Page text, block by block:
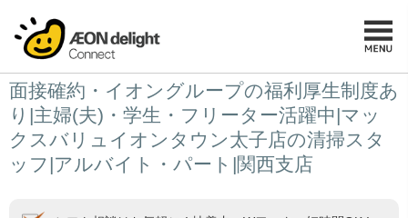
面接確約・イオングループの福利厚生制度あ
り|主婦(夫)・学生・フリーター活躍中|マッ
クスバリュイオンタウン太子店の清掃スタ
ッフ|アルバイト・パート|関西支店